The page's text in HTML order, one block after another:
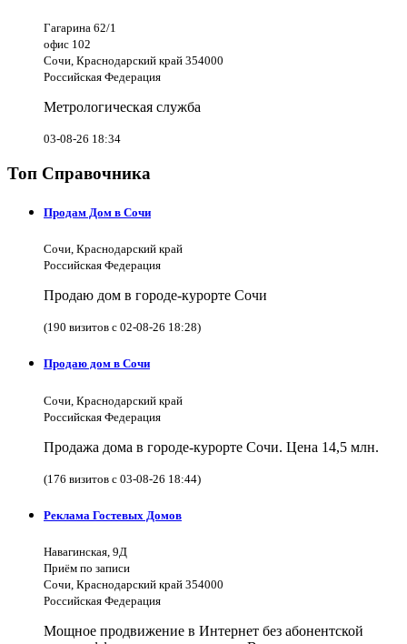
Гагарина 62/1
офис 102
Сочи, Краснодарский край 354000
Российская Федерация
Метрологическая служба
03-08-26 18:34
Топ Справочника
Продам Дом в Сочи
Сочи, Краснодарский край
Российская Федерация
Продаю дом в городе-курорте Сочи
(190 визитов с 02-08-26 18:28)
Продаю дом в Сочи
Сочи, Краснодарский край
Российская Федерация
Продажа дома в городе-курорте Сочи. Цена 14,5 млн.
(176 визитов с 03-08-26 18:44)
Реклама Гостевых Домов
Навагинская, 9Д
Приём по записи
Сочи, Краснодарский край 354000
Российская Федерация
Мощное продвижение в Интернет без абонентской